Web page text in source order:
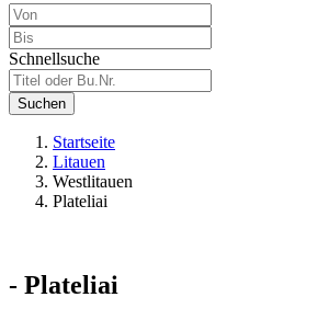
Schnellsuche
Suchen
Startseite
Litauen
Westlitauen
Plateliai
- Plateliai